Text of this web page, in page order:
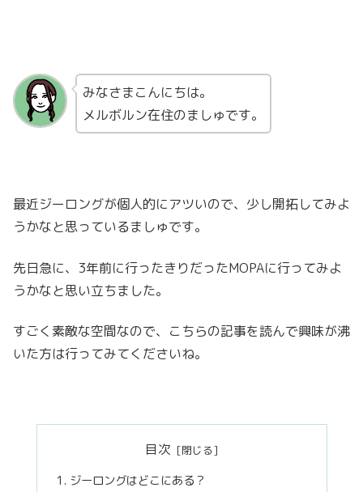
みなさまこんにちは。
メルボルン在住のましゅです。
最近ジーロングが個人的にアツいので、少し開拓してみよ
うかなと思っているましゅです。
先日急に、3年前に行ったきりだったMOPAに行ってみよ
うかなと思い立ちました。
すごく素敵な空間なので、こちらの記事を読んで興味が沸
いた方は行ってみてくださいね。
目次
ジーロングはどこにある？